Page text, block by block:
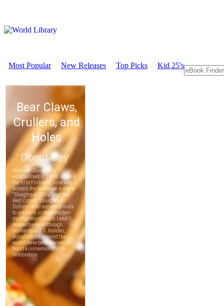
Most Popular New Releases Top Picks Kid 25's